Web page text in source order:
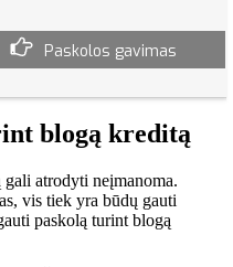
Paskolos gavimas
blogą kreditą
atrodyti neįmanoma.
vis tiek yra būdų gauti
paskolą turint blogą